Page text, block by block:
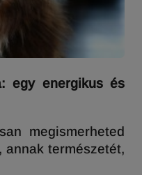
egy energikus és
megismerheted
természetét,